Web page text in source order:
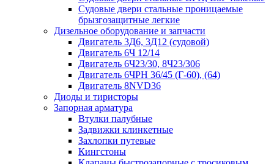
Судовые двери стальные проницаемые
брызгозащитные легкие
Дизельное оборудование и запчасти
Двигатель 3Д6, 3Д12 (судовой)
Двигатель 6Ч 12/14
Двигатель 6Ч23/30, 8Ч23/306
Двигатель 6ЧРН 36/45 (Г-60), (64)
Двигатель 8NVD36
Диоды и тиристоры
Запорная арматура
Втулки палубные
Задвижки клинкетные
Захлопки путевые
Кингстоны